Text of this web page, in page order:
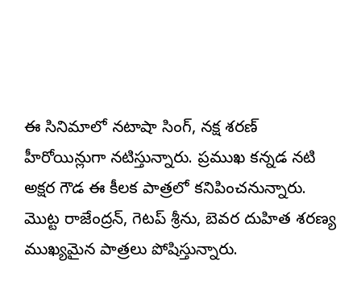
ఈ సినిమాలో నటాషా సింగ్, నక్ష శరణ్
హీరోయిన్లుగా నటిస్తున్నారు. ప్రముఖ కన్నడ నటి
అక్షర గౌడ ఈ కీలక పాత్రలో కనిపించనున్నారు.
మొట్ట రాజేంద్రన్, గెటప్ శ్రీను, బెవర దుహిత శరణ్య
ముఖ్యమైన పాత్రలు పోషిస్తున్నారు.